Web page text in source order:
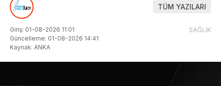
TÜM YAZILARI
Giriş: 01-08-2026 11:01
Güncelleme: 01-08-2026 14:41
Kaynak: ANKA
SAĞLIK